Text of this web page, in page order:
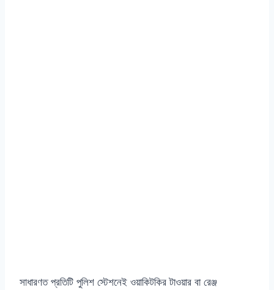
সাধারণত প্রতিটি পুলিশ স্টেশনেই ওয়াকিটকির টাওয়ার বা রেঞ্জ